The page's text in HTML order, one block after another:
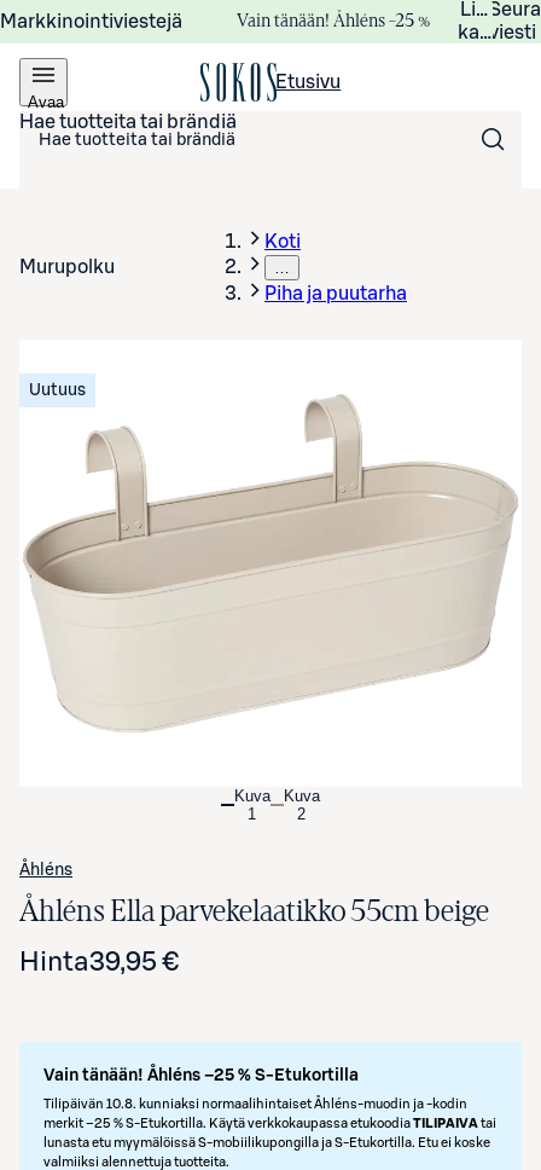
Markkinointiviestejä Vain tänään! Åhléns –25 %
viesti
Avaa
valikko
Etusivu
Hae tuotteita tai brändiä
Murupolku
Koti
…
Piha ja puutarha
Avaa tuotekuva suurennettuna
Uutuus
Kuva
1
Kuva
2
Åhléns
Åhléns Ella parvekelaatikko 55cm beige
Hinta39,95 €
Vain tänään! Åhléns –25 % S-Etukortilla
Tilipäivän 10.8. kunniaksi normaalihintaiset Åhléns-muodin ja -kodin
merkit –25 % S‑Etukortilla. Käytä verkkokaupassa etukoodiaTILIPAIVAtai
lunasta etu myymälöissä S‑mobiilikupongilla ja S‑Etukortilla. Etu ei koske
valmiiksi alennettuja tuotteita.